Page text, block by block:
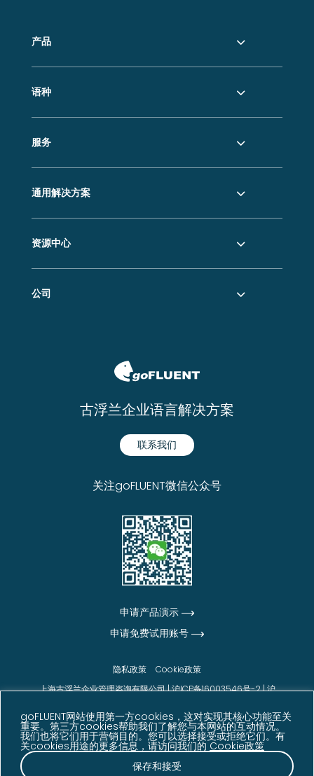
goFLUENT网站使用第一方cookies，这对实现其核心功能至关
重要。第三方cookies帮助我们了解您与本网站的互动情况。
我们也将它们用于营销目的。您可以选择接受或拒绝它们。有
关cookies用途的更多信息，请访问我们的Cookie政策
保存和接受
产品
语种
服务
通用解决方案
资源中心
公司
古浮兰企业语言解决方案
联系我们
关注goFLUENT微信公众号
申请产品演示
申请免费试用账号
隐私政策
Cookie政策
上海古浮兰企业管理咨询有限公司 |沪ICP备16003546号-2|沪
© goFLUENT 2026版权所有
声明：本网站展示的信息、数据及客户反馈内容来源于
goFLUENT 内部数据、客户反馈、调研结果及其他相关
资料，仅供参考。相关数据可能因业务发展、统计周期